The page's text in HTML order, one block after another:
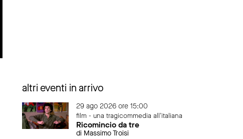
altri eventi in arrivo
29 ago 2026 ore 15:00
film - una tragicommedia all'italiana
Ricomincio da tre
di Massimo Troisi